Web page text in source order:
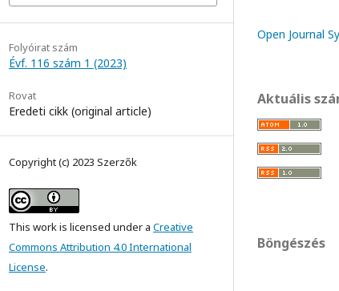
Folyóirat szám
Évf. 116 szám 1 (2023)
Rovat
Eredeti cikk (original article)
Copyright (c) 2023 Szerzők
This work is licensed under a Creative
Commons Attribution 4.0 International
License.
Open Journal
Aktuális
Böngészés